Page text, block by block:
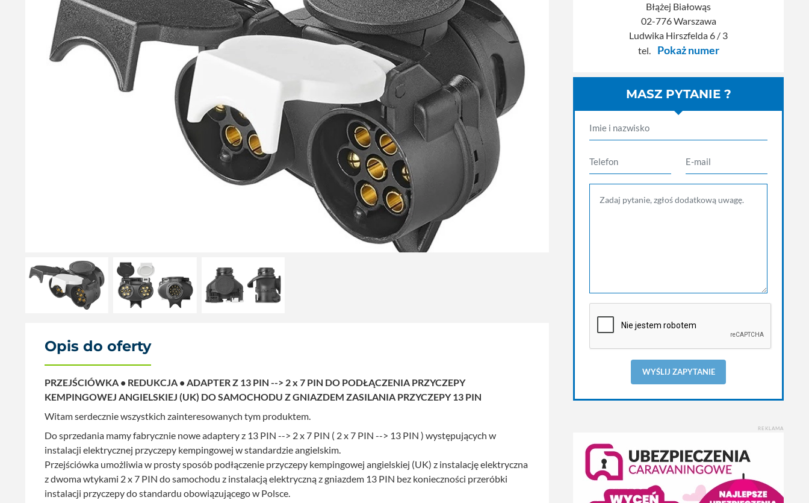
Opis do oferty
PRZEJŚCIÓWKA • REDUKCJA • ADAPTER Z 13 PIN --> 2 x 7 PIN DO PODŁĄCZENIA PRZYCZEPY
KEMPINGOWEJ ANGIELSKIEJ (UK) DO SAMOCHODU Z GNIAZDEM ZASILANIA PRZYCZEPY 13 PIN
Witam serdecznie wszystkich zainteresowanych tym produktem.
Do sprzedania mamy fabrycznie nowe adaptery z 13 PIN --> 2 x 7 PIN ( 2 x 7 PIN --> 13 PIN ) występujących w
instalacji elektrycznej przyczepy kempingowej w standardzie angielskim.
Przejściówka umożliwia w prosty sposób podłączenie przyczepy kempingowej angielskiej (UK) z instalację elektryczna
z dwoma wtykami 2 x 7 PIN do samochodu z instalacją elektryczną z gniazdem 13 PIN bez konieczności przeróbki
instalacji przyczepy do standardu obowiązującego w Polsce.
Błążej Białowąs
02-776 Warszawa
Ludwika Hirszfelda 6 / 3
tel.
Pokaż numer
MASZ PYTANIE ?
WYŚLIJ ZAPYTANIE
REKLAMA